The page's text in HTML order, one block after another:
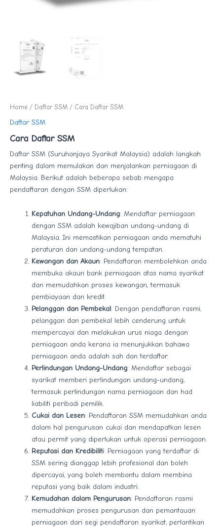
Home / Daftar SSM / Cara Daftar SSM
Daftar SSM
Cara Daftar SSM
Daftar SSM (Suruhanjaya Syarikat Malaysia) adalah langkah
penting dalam memulakan dan menjalankan perniagaan di
Malaysia. Berikut adalah beberapa sebab mengapa
pendaftaran dengan SSM diperlukan:
Kepatuhan Undang-Undang: Mendaftar perniagaan
dengan SSM adalah kewajiban undang-undang di
Malaysia. Ini memastikan perniagaan anda mematuhi
peraturan dan undang-undang tempatan.
Kewangan dan Akaun: Pendaftaran membolehkan anda
membuka akaun bank perniagaan atas nama syarikat
dan memudahkan proses kewangan, termasuk
pembiayaan dan kredit.
Pelanggan dan Pembekal: Dengan pendaftaran rasmi,
pelanggan dan pembekal lebih cenderung untuk
mempercayai dan melakukan urus niaga dengan
perniagaan anda kerana ia menunjukkan bahawa
perniagaan anda adalah sah dan terdaftar.
Perlindungan Undang-Undang: Mendaftar sebagai
syarikat memberi perlindungan undang-undang,
termasuk perlindungan nama perniagaan dan had
liabiliti peribadi pemilik.
Cukai dan Lesen: Pendaftaran SSM memudahkan anda
dalam hal pengurusan cukai dan mendapatkan lesen
atau permit yang diperlukan untuk operasi perniagaan.
Reputasi dan Kredibiliti: Perniagaan yang terdaftar di
SSM sering dianggap lebih profesional dan boleh
dipercayai, yang boleh membantu dalam membina
reputasi yang baik dalam industri.
Kemudahan dalam Pengurusan: Pendaftaran rasmi
memudahkan proses pengurusan dan pemantauan
perniagaan dari segi pendaftaran syarikat, perlantikan